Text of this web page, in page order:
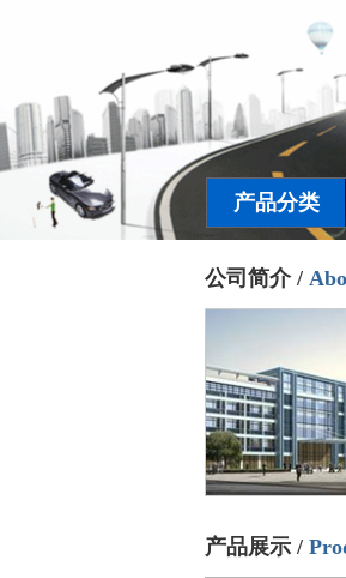
产品分类
公司简介 /
产品展示 /